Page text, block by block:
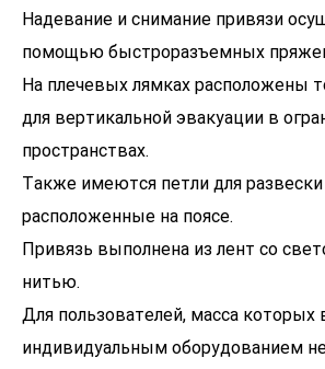
Надевание и снимание привязи
помощью быстроразъемных
На плечевых лямках расположены
для вертикальной эвакуации в
пространствах.
Также имеются петли для
расположенные на поясе.
Привязь выполнена из лент со
нитью.
Для пользователей, масса которых
индивидуальным оборудованием